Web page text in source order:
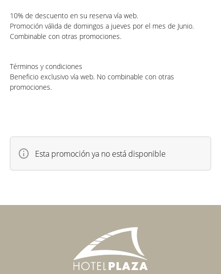
10% de descuento en su reserva vía web.
Promoción válida de domingos a jueves por el mes de Junio.
Combinable con otras promociones.
Términos y condiciones
Beneficio exclusivo vía web. No combinable con otras
promociones.
Esta promoción ya no está disponible